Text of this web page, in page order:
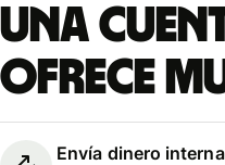
Una
ofrece
Envía dinero